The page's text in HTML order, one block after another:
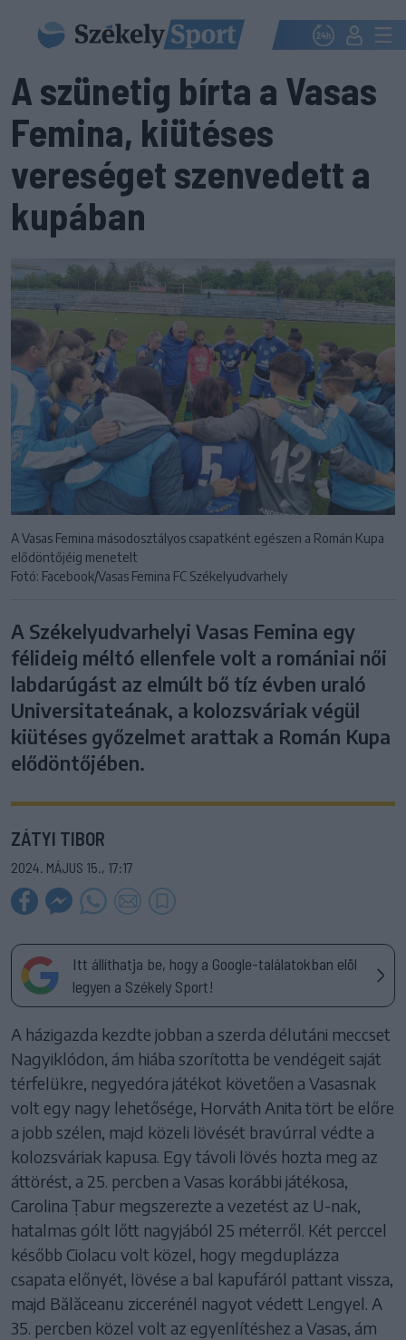
A szünetig bírta a Vasas
Femina, kiütéses
vereséget szenvedett a
kupában
A Vasas Femina másodosztályos csapatként egészen a Román Kupa
elődöntőjéig menetelt
Fotó: Facebook/Vasas Femina FC Székelyudvarhely
A Székelyudvarhelyi Vasas Femina egy
félideig méltó ellenfele volt a romániai női
labdarúgást az elmúlt bő tíz évben uraló
Universitateának, a kolozsváriak végül
kiütéses győzelmet arattak a Román Kupa
elődöntőjében.
ZÁTYI TIBOR
2024. MÁJUS 15., 17:17
Itt állíthatja be, hogy a Google-találatokban elöl
legyen a Székely Sport!
A házigazda kezdte jobban a szerda délutáni meccset
Nagyiklódon, ám hiába szorította be vendégeit saját
térfelükre, negyedóra játékot követően a Vasasnak
volt egy nagy lehetősége, Horváth Anita tört be előre
a jobb szélen, majd közeli lövését bravúrral védte a
kolozsváriak kapusa. Egy távoli lövés hozta meg az
áttörést, a 25. percben a Vasas korábbi játékosa,
Carolina Țabur megszerezte a vezetést az U-nak,
hatalmas gólt lőtt nagyjából 25 méterről. Két perccel
később Ciolacu volt közel, hogy megduplázza
csapata előnyét, lövése a bal kapufáról pattant vissza,
majd Bălăceanu ziccerénél nagyot védett Lengyel. A
35. percben közel volt az egyenlítéshez a Vasas, ám